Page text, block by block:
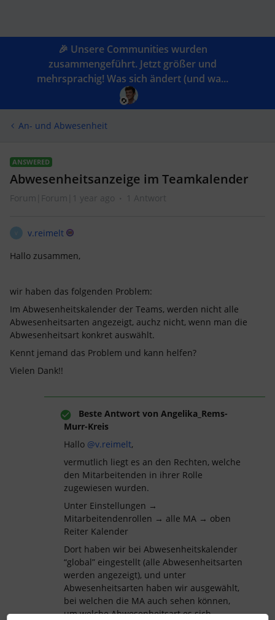
🎉 Unsere Communities wurden
zusammengeführt. Jetzt größer und
mehrsprachig! Was sich ändert (und wa...
An- und Abwesenheit
ANSWERED
Abwesenheitsanzeige im Teamkalender
Forum|Forum|1 year ago 1 Antwort
v.reimelt
Hallo zusammen,
wir haben das folgenden Problem:
Im Abwesenheitskalender der Teams, werden nicht alle
Abwesenheitsarten angezeigt, auchz nicht, wenn man die
Abwesenheitsart konkret auswählt.
Kennt jemand das Problem und kann helfen?
Vielen Dank!!
Beste Antwort von Angelika_Rems-
Murr-Kreis
Hallo ​ @v.reimelt,
vermutlich liegt es an den Rechten, welche
den Mitarbeitenden in ihrer Rolle
zugewiesen wurden.
Unter Einstellungen →
Mitarbeitendenrollen → alle MA → oben
Reiter Kalender
Dort haben wir bei Abwesenheitskalender
“global” eingestellt (alle Abwesenheitsarten
werden angezeigt), und unter
Abwesenheitsarten haben wir ausgewählt,
bei welchen die MA auch sehen können,
um welche Abwesenheitsart es sich